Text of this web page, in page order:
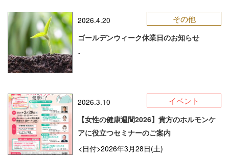
2026.4.20 その他
ゴールデンウィーク休業日のお知らせ
-
2026.3.10 イベント
【女性の健康週間2026】貴方のホルモンケ
アに役立つセミナーのご案内
<日付>2026年3月28日(土)